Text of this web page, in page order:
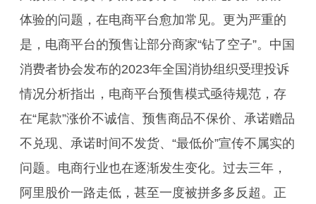
体验的问题，在电商平台愈加常见。更为严重的
是，电商平台的预售让部分商家“钻了空子”。中国
消费者协会发布的2023年全国消协组织受理投诉
情况分析指出，电商平台预售模式亟待规范，存
在“尾款”涨价不诚信、预售商品不保价、承诺赠品
不兑现、承诺时间不发货、“最低价”宣传不属实的
问题。电商行业也在逐渐发生变化。过去三年，
阿里股价一路走低，甚至一度被拼多多反超。正